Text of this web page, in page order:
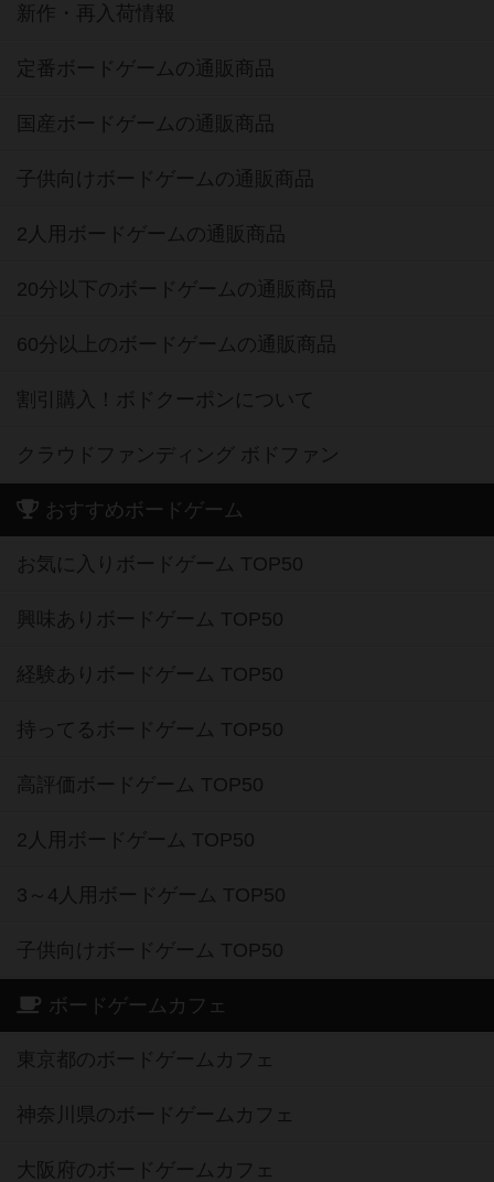
新作・再入荷情報
定番ボードゲームの通販商品
国産ボードゲームの通販商品
子供向けボードゲームの通販商品
2人用ボードゲームの通販商品
20分以下のボードゲームの通販商品
60分以上のボードゲームの通販商品
割引購入！ボドクーポンについて
クラウドファンディング ボドファン
おすすめボードゲーム
お気に入りボードゲーム TOP50
興味ありボードゲーム TOP50
経験ありボードゲーム TOP50
持ってるボードゲーム TOP50
高評価ボードゲーム TOP50
2人用ボードゲーム TOP50
3～4人用ボードゲーム TOP50
子供向けボードゲーム TOP50
ボードゲームカフェ
東京都のボードゲームカフェ
神奈川県のボードゲームカフェ
大阪府のボードゲームカフェ